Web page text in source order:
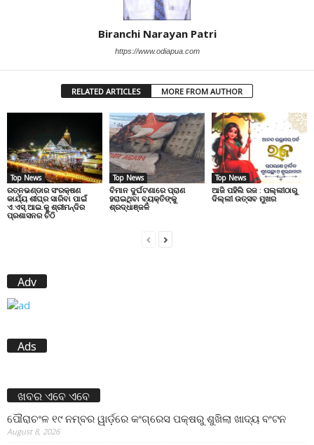
Biranchi Narayan Patri
https://www.odiapua.com
RELATED ARTICLES MORE FROM AUTHOR
Top News
ରତ୍ନଭଣ୍ଡାର ସଂରକ୍ଷଣ
କାର୍ଯ୍ୟ ଶୀଘ୍ର ସାରିବା ପାଇଁ
ଏ.ଏସ୍.ଆଇ.କୁ ଶ୍ରୀମନ୍ଦିର
ପ୍ରଶାସନର ଚିଠି
Top News
ବିମାନ ଦୁର୍ଘଟଣାରେ ପ୍ରାଣ
ହରାଇଥିବା ବ୍ୟକ୍ତିଙ୍କୁ
ଶ୍ରଦ୍ଧାଞ୍ଜଳି
Top News
ଆଜି ପହିଲି ରଜ : ପଲ୍ଲୀଠାରୁ
ଦିଲ୍ଲୀ ଉତ୍ସବ ମୁଖର
Adv
Ads
ଖବର ଏବେ ଏବେ
ପୌରାଚଂଳ ୧୯ ନମ୍ବର ୱାର୍ଡ଼ରେ କଂଗ୍ରେସ ପକ୍ଷରୁ ଶୁଖିଲା ଖାଦ୍ୟ ବଂଟନ
August 8, 2026